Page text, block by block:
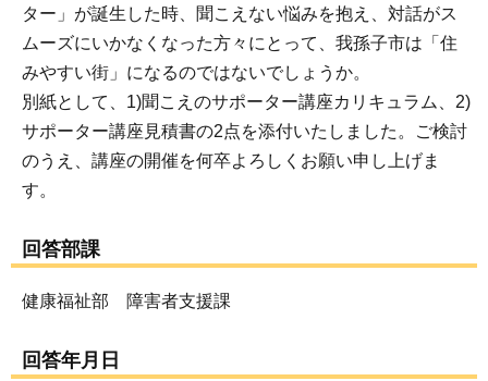
ター」が誕生した時、聞こえない悩みを抱え、対話がス
ムーズにいかなくなった方々にとって、我孫子市は「住
みやすい街」になるのではないでしょうか。
別紙として、1)聞こえのサポーター講座カリキュラム、2)
サポーター講座見積書の2点を添付いたしました。ご検討
のうえ、講座の開催を何卒よろしくお願い申し上げま
す。
回答部課
健康福祉部 障害者支援課
回答年月日